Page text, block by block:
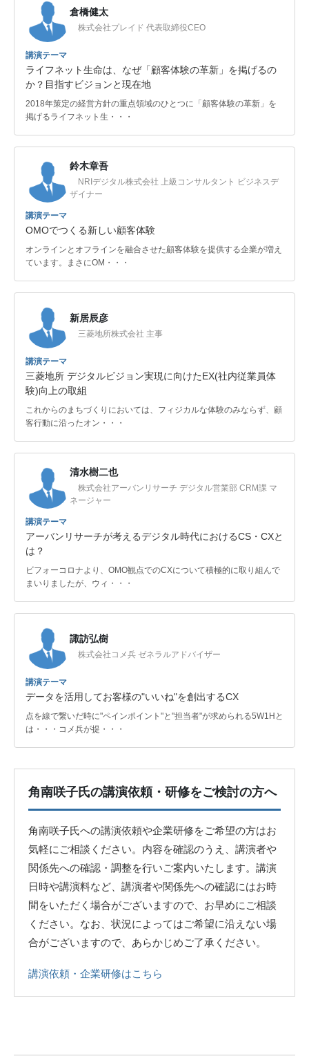
倉橋健太
株式会社プレイド 代表取締役CEO
講演テーマ
ライフネット生命は、なぜ「顧客体験の革新」を掲げるの
か？目指すビジョンと現在地
2018年策定の経営方針の重点領域のひとつに「顧客体験の革新」を
掲げるライフネット生・・・
鈴木章吾
NRIデジタル株式会社 上級コンサルタント ビジネスデ
ザイナー
講演テーマ
OMOでつくる新しい顧客体験
オンラインとオフラインを融合させた顧客体験を提供する企業が増え
ています。まさにOM・・・
新居辰彦
三菱地所株式会社 主事
講演テーマ
三菱地所 デジタルビジョン実現に向けたEX(社内従業員体
験)向上の取組
これからのまちづくりにおいては、フィジカルな体験のみならず、顧
客行動に沿ったオン・・・
清水樹二也
株式会社アーバンリサーチ デジタル営業部 CRM課 マ
ネージャー
講演テーマ
アーバンリサーチが考えるデジタル時代におけるCS・CXと
は？
ビフォーコロナより、OMO観点でのCXについて積極的に取り組んで
まいりましたが、ウィ・・・
諏訪弘樹
株式会社コメ兵 ゼネラルアドバイザー
講演テーマ
データを活用してお客様の"いいね"を創出するCX
点を線で繋いだ時に"ペインポイント"と"担当者"が求められる5W1Hと
は・・・コメ兵が提・・・
角南咲子氏の講演依頼・研修をご検討の方へ
角南咲子氏への講演依頼や企業研修をご希望の方はお
気軽にご相談ください。内容を確認のうえ、講演者や
関係先への確認・調整を行いご案内いたします。講演
日時や講演料など、講演者や関係先への確認にはお時
間をいただく場合がございますので、お早めにご相談
ください。なお、状況によってはご希望に沿えない場
合がございますので、あらかじめご了承ください。
講演依頼・企業研修はこちら